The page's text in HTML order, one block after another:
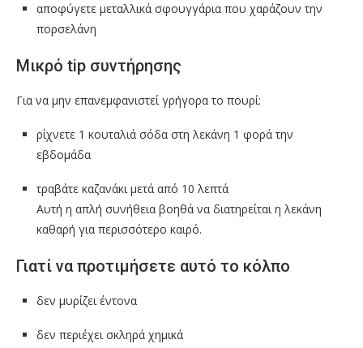
αποφύγετε μεταλλικά σφουγγάρια που χαράζουν την
πορσελάνη
Μικρό tip συντήρησης
Για να μην επανεμφανιστεί γρήγορα το πουρί:
ρίχνετε 1 κουταλιά σόδα στη λεκάνη 1 φορά την
εβδομάδα
τραβάτε καζανάκι μετά από 10 λεπτά
Αυτή η απλή συνήθεια βοηθά να διατηρείται η λεκάνη
καθαρή για περισσότερο καιρό.
Γιατί να προτιμήσετε αυτό το κόλπο
δεν μυρίζει έντονα
δεν περιέχει σκληρά χημικά